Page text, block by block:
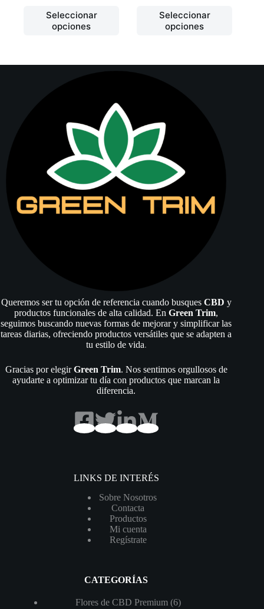
Seleccionar
opciones
Este
producto
tiene
Las
opciones
la
página
de
producto
Seleccionar
opciones
Este
producto
tiene
Las
pueden
elegir
Queremos ser tu opción de referencia cuando busques CBD y
productos funcionales de alta calidad. EnGreen Trim,
seguimos buscando nuevas formas de mejorar y simplificar las
tareas diarias, ofreciendo productos versátiles que se adapten a
tu estilo de vida.
Gracias por elegirGreen Trim. Nos sentimos orgullosos de
ayudarte a optimizar tu día con productos que marcan la
diferencia.
LINKS DE INTERÉS
Sobre Nosotros
Contacta
Productos
Mi cuenta
Regístrate
CATEGORÍAS
Flores de CBD Premium 66